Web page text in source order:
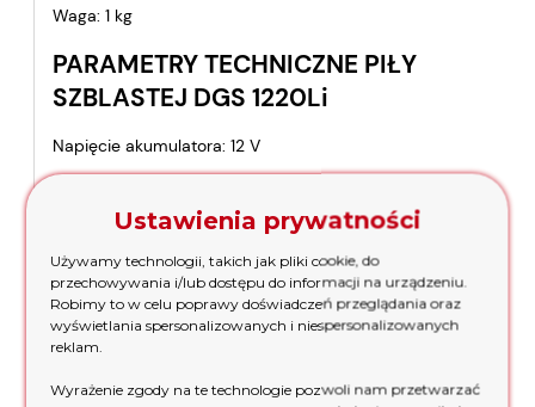
Waga: 1 kg
PARAMETRY TECHNICZNE PIŁY
SZBLASTEJ DGS 1220Li
Napięcie akumulatora: 12 V
Pojemność akumulatora: 1,5 Ah
Czas ładownia: 1,5 - 3 h
Długość skoku brzeszczotu: 13 mm
Częstotliwość skoków brzeszczotu na biegu jałowym: 0-
3000 skok/min
Regulacja prędkości: +
Ustawienia prywatności
Używamy technologii, takich jak pliki cookie, do
przechowywania i/lub dostępu do informacji na urządzeniu.
Robimy to w celu poprawy doświadczeń przeglądania oraz
wyświetlania spersonalizowanych i niespersonalizowanych
reklam.
Wyrażenie zgody na te technologie pozwoli nam przetwarzać